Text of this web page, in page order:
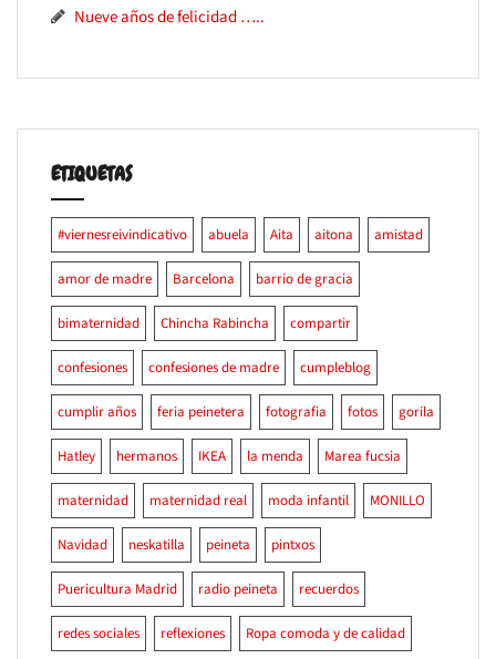
Nueve años de felicidad …..
ETIQUETAS
#viernesreivindicativo abuela Aita aitona amistad
amor de madre Barcelona barrio de gracia
bimaternidad Chincha Rabincha compartir
confesiones confesiones de madre cumpleblog
cumplir años feria peinetera fotografia fotos gorila
Hatley hermanos IKEA la menda Marea fucsia
maternidad maternidad real moda infantil MONILLO
Navidad neskatilla peineta pintxos
Puericultura Madrid radio peineta recuerdos
redes sociales reflexiones Ropa comoda y de calidad